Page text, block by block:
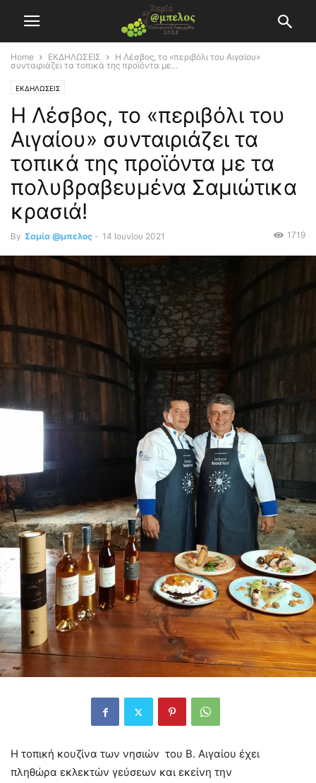
Home ΕΚΔΗΛΩΣΕΙΣ
Η Λέσβος, το «περιβόλι του Αιγαίου»
συνταιριάζει τα τοπικά της προϊόντα με...
ΕΚΔΗΛΩΣΕΙΣ
Η Λέσβος, το «περιβόλι του
Αιγαίου» συνταιριάζει τα
τοπικά της προϊόντα με τα
πολυβραβευμένα Σαμιώτικα
κρασιά!
By Σαμία @μπελος - 14 Ιουνίου 2021 1719
Η τοπική κουζίνα των νησιών του Β. Αιγαίου έχει
πληθώρα εκλεκτών γεύσεων και εκείνη την